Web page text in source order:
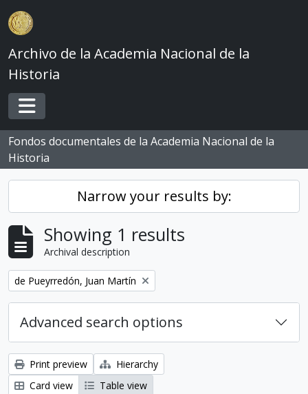
Skip to main content
Archivo de la Academia Nacional de la
Historia
Toggle navigation
Fondos documentales de la Academia Nacional de la
Historia
Narrow your results by:
Showing 1 results
Archival description
Remove filter:
de Pueyrredón, Juan Martín
Advanced search options
Print preview
Hierarchy
Card view
Table view